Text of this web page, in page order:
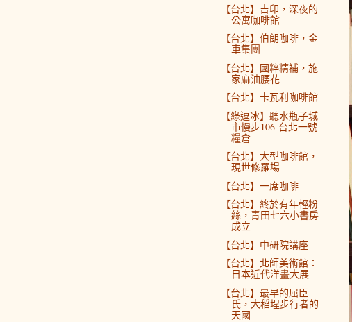
【台北】吉印，深夜的
公寓咖啡館
【台北】伯朗咖啡，金
車集團
【台北】國粹精補，施
家麻油腰花
【台北】卡瓦利咖啡館
【綠逗冰】聽水瓶子城
市慢步106-台北一號
糧倉
【台北】大型咖啡館，
現世修羅場
【台北】一席咖啡
【台北】終於有年輕粉
絲，青田七六小書房
成立
【台北】中研院講座
【台北】北師美術館：
日本近代洋畫大展
【台北】最早的屈臣
氏，大稻埕步行者的
天國